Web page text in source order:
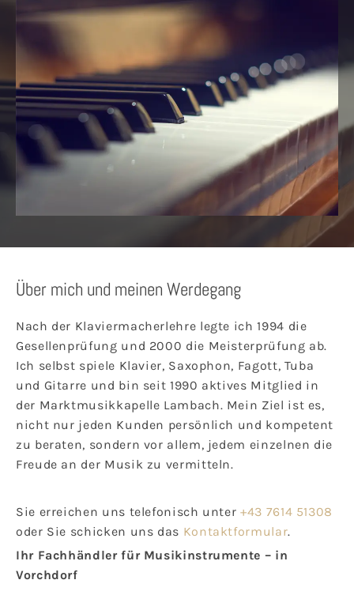
Über mich und meinen Werdegang
Nach der Klaviermacherlehre legte ich 1994 die
Gesellenprüfung und 2000 die Meisterprüfung ab.
Ich selbst spiele Klavier, Saxophon, Fagott, Tuba
und Gitarre und bin seit 1990 aktives Mitglied in
der Marktmusikkapelle Lambach. Mein Ziel ist es,
nicht nur jeden Kunden persönlich und kompetent
zu beraten, sondern vor allem, jedem einzelnen die
Freude an der Musik zu vermitteln.
Sie erreichen uns telefonisch unter+43 7614 51308
oder Sie schicken uns das Kontaktformular.
Ihr Fachhändler für Musikinstrumente – in
Vorchdorf